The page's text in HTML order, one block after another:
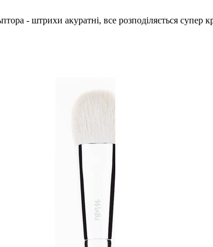
- штрихи акуратні, все розподіляється супер